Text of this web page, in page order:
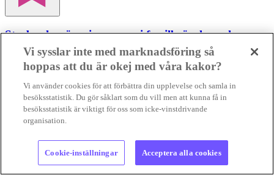
Storbanker öser in pengar i fossilbränslen och
petrokemi
FOSSILFINANSIERINGVissa internationella banker har dragit
ner sina lån till fossilindustrin, men andra har tvärtom ökat sin
finansiering av både olje... FOSSILFINANSIERINGVissa
internationella banker har dragit ner sina lån till fos...
03 aug 2026
3 min
Vi sysslar inte med marknadsföring så
hoppas att du är okej med våra kakor?
Vi använder cookies för att förbättra din upplevelse och samla in
besöksstatistik. Du gör såklart som du vill men att kunna få in
besöksstatistik är viktigt för oss som icke-vinstdrivande
organisation.
Cookie-inställningar Acceptera alla cookies